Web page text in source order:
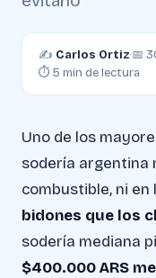
✍️ Carlos Ortiz·📅
⏱ 5 min de lectura
Uno de los
sodería argentina
combustible, ni en
bidones que los
sodería mediana
$400.000 ARS